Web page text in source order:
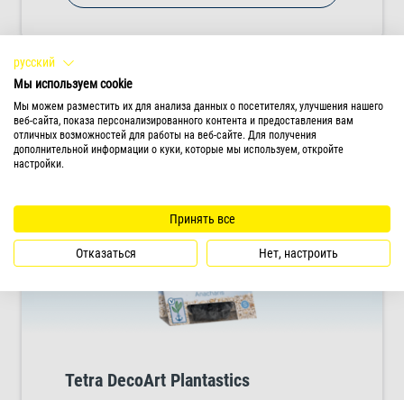
холодноводный или морской аквариум.
нескольких потрясающих видов растений.
Tetra DecoArt Plantastics
русский
Мы используем cookie
Мы можем разместить их для анализа данных о посетителях, улучшения нашего
веб-сайта, показа персонализированного контента и предоставления вам
отличных возможностей для работы на веб-сайте. Для получения
дополнительной информации о куки, которые мы используем, откройте
настройки.
Принять все
Отказаться Нет, настроить